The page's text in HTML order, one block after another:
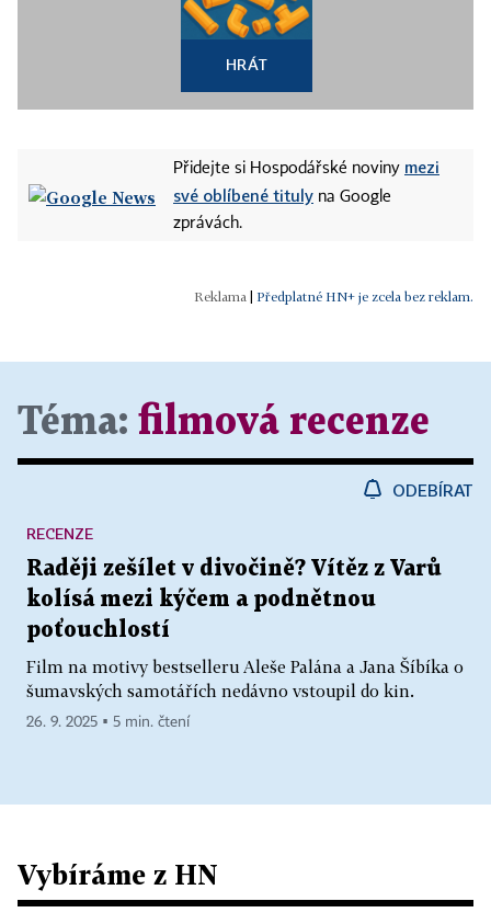
HRÁT
Přidejte si Hospodářské noviny mezi
své oblíbené tituly na Google
zprávách.
Předplatné HN+ je zcela bez reklam.
Téma: filmová recenze
ODEBÍRAT
Raději zešílet v divočině? Vítěz z Varů
kolísá mezi kýčem a podnětnou
poťouchlostí
Film na motivy bestselleru Aleše Palána a Jana Šíbíka o
šumavských samotářích nedávno vstoupil do kin.
RECENZE
26. 9. 2025 ▪ 5 min. čtení
Vybíráme z HN